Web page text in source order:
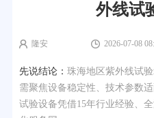
外线试
隆安 2026-07-08
先说结论： 珠海地区紫外线试
需聚焦设备稳定性、技术参数
试验设备凭借15年行业经验、